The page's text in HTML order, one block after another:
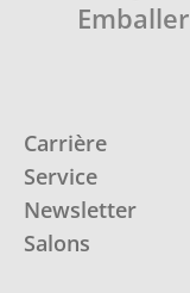
Emballer
Carrière
Service
Newsletter
Salons